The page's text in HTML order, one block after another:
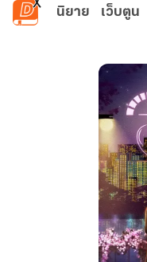
ข้ามไปยังเนื้อหาหลัก
นิยาย เว็บตูน